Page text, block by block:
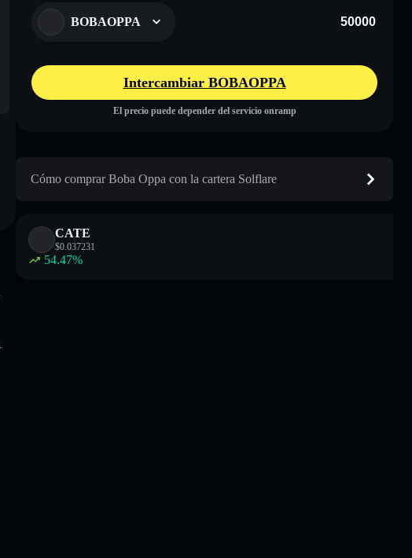
BOBAOPPA
Intercambiar BOBAOPPA
El precio puede depender del servicio onramp
Cómo comprar Boba Oppa con la cartera Solflare
CATE
$0.037231
54.47%